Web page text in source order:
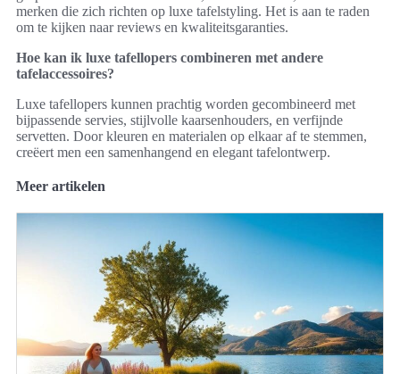
merken die zich richten op luxe tafelstyling. Het is aan te raden
om te kijken naar reviews en kwaliteitsgaranties.
Hoe kan ik luxe tafellopers combineren met andere
tafelaccessoires?
Luxe tafellopers kunnen prachtig worden gecombineerd met
bijpassende servies, stijlvolle kaarsenhouders, en verfijnde
servetten. Door kleuren en materialen op elkaar af te stemmen,
creëert men een samenhangend en elegant tafelontwerp.
Meer artikelen